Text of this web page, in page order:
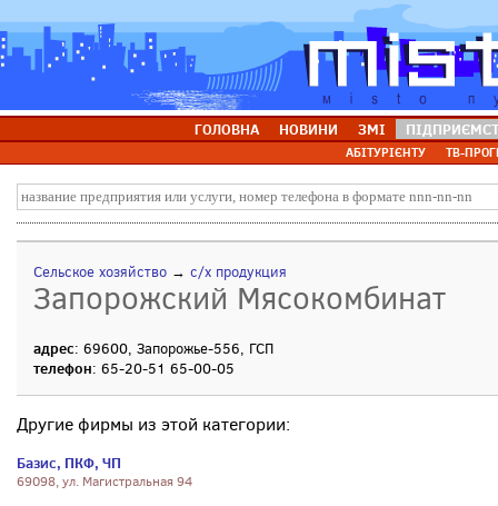
ГОЛОВНА НОВИНИ ЗМІ
АБІТУРІЄНТУ ТВ-
Сельское хозяйство → с/х продукция
Запорожский Мясокомбинат
адрес: 69600, Запорожье-556, ГСП
телефон: 65-20-51 65-00-05
Другие фирмы из этой категории:
Базис, ПКФ, ЧП
69098, ул. Магистральная 94